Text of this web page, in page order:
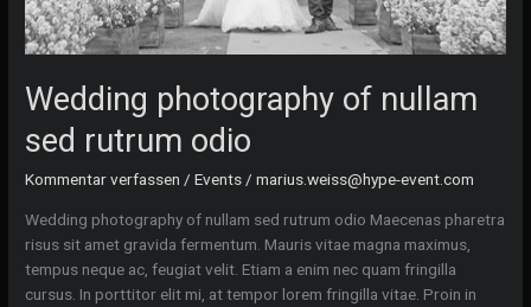
Wedding photography of nullam
sed rutrum odio
Kommentar verfassen /Events/marius.weiss@hype-event.com
Wedding photography of nullam sed rutrum odio Maecenas pharetra
risus sit amet gravida fermentum. Mauris vitae magna maximus,
tempus neque ac, feugiat velit. Etiam a enim nec quam fringilla
cursus. In porttitor elit mi, at tempor lorem fringilla vitae. Proin in